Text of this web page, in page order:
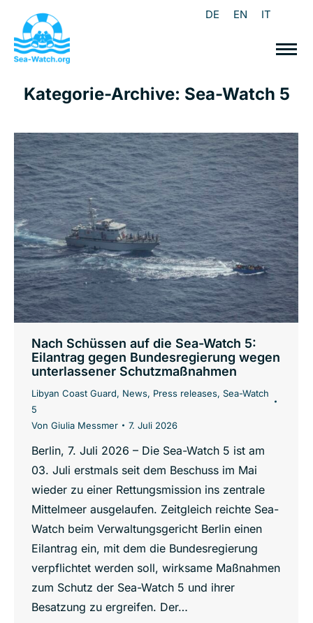
DE EN IT
Kategorie-Archive: Sea-Watch 5
Nach Schüssen auf die Sea-Watch 5:
Eilantrag gegen Bundesregierung wegen
unterlassener Schutzmaßnahmen
Libyan Coast Guard, News, Press releases, Sea-Watch
5
Von Giulia Messmer 7. Juli 2026
Berlin, 7. Juli 2026 – Die Sea-Watch 5 ist am
03. Juli erstmals seit dem Beschuss im Mai
wieder zu einer Rettungsmission ins zentrale
Mittelmeer ausgelaufen. Zeitgleich reichte Sea-
Watch beim Verwaltungsgericht Berlin einen
Eilantrag ein, mit dem die Bundesregierung
verpflichtet werden soll, wirksame Maßnahmen
zum Schutz der Sea-Watch 5 und ihrer
Besatzung zu ergreifen. Der…